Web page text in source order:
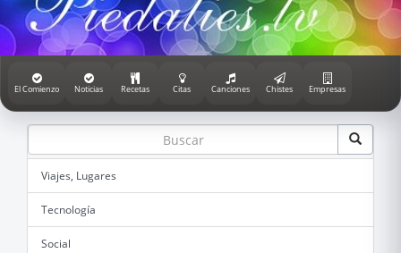
El Comienzo Noticias Recetas Citas Canciones Chistes Empresas
Viajes, Lugares
Tecnología
Social